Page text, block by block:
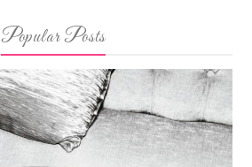
Popular Posts